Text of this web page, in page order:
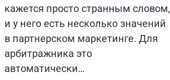
кажется просто странным словом,
и у него есть несколько значений
в партнерском маркетинге. Для
арбитражника это
автоматически…